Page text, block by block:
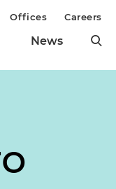
News
Offices Careers